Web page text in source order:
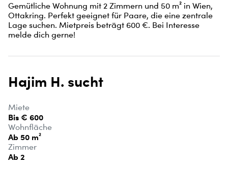
Gemütliche Wohnung mit 2 Zimmern und 50 m² in Wien,
Ottakring. Perfekt geeignet für Paare, die eine zentrale
Lage suchen. Mietpreis beträgt 600 €. Bei Interesse
melde dich gerne!
Hajim H. sucht
Miete
Bis € 600
Wohnfläche
Ab 50 m²
Zimmer
Ab 2